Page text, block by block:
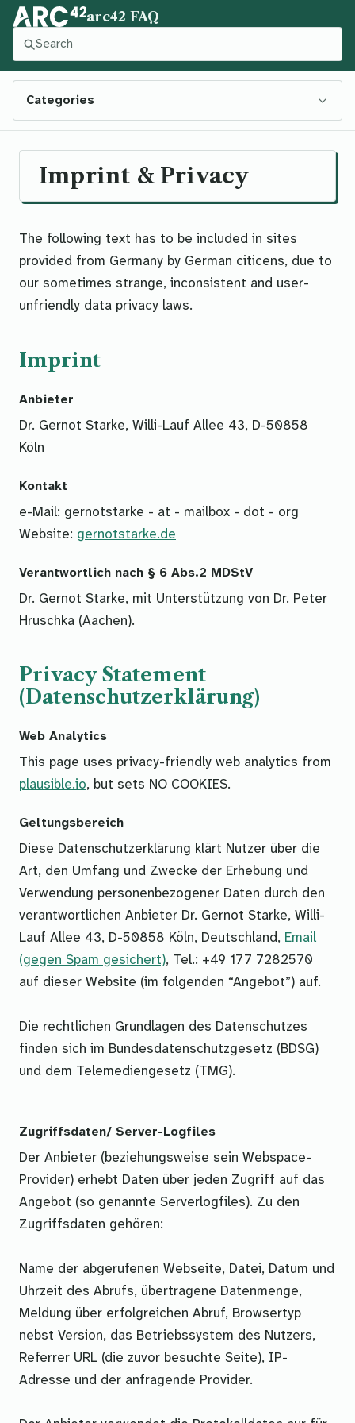
arc42 FAQ
Press slash to focus this search. Press Control-Enter
Categories
Imprint & Privacy
The following text has to be included in sites
provided from Germany by German citicens, due to
our sometimes strange, inconsistent and user-
unfriendly data privacy laws.
Imprint
Anbieter
Dr. Gernot Starke, Willi-Lauf Allee 43, D-50858
Köln
Kontakt
e-Mail: gernotstarke - at - mailbox - dot - org
Website: gernotstarke.de
Verantwortlich nach § 6 Abs.2 MDStV
Dr. Gernot Starke, mit Unterstützung von Dr. Peter
Hruschka (Aachen).
Privacy Statement
(Datenschutzerklärung)
Web Analytics
This page uses privacy-friendly web analytics from
plausible.io, but sets NO COOKIES.
Geltungsbereich
Diese Datenschutzerklärung klärt Nutzer über die
Art, den Umfang und Zwecke der Erhebung und
Verwendung personenbezogener Daten durch den
verantwortlichen Anbieter Dr. Gernot Starke, Willi-
Lauf Allee 43, D-50858 Köln, Deutschland, Email
(gegen Spam gesichert), Tel.: +49 177 7282570
auf dieser Website (im folgenden “Angebot”) auf.
Die rechtlichen Grundlagen des Datenschutzes
finden sich im Bundesdatenschutzgesetz (BDSG)
und dem Telemediengesetz (TMG).
Zugriffsdaten/ Server-Logfiles
Der Anbieter (beziehungsweise sein Webspace-
Provider) erhebt Daten über jeden Zugriff auf das
Angebot (so genannte Serverlogfiles). Zu den
Zugriffsdaten gehören:
Name der abgerufenen Webseite, Datei, Datum und
Uhrzeit des Abrufs, übertragene Datenmenge,
Meldung über erfolgreichen Abruf, Browsertyp
nebst Version, das Betriebssystem des Nutzers,
Referrer URL (die zuvor besuchte Seite), IP-
Adresse und der anfragende Provider.